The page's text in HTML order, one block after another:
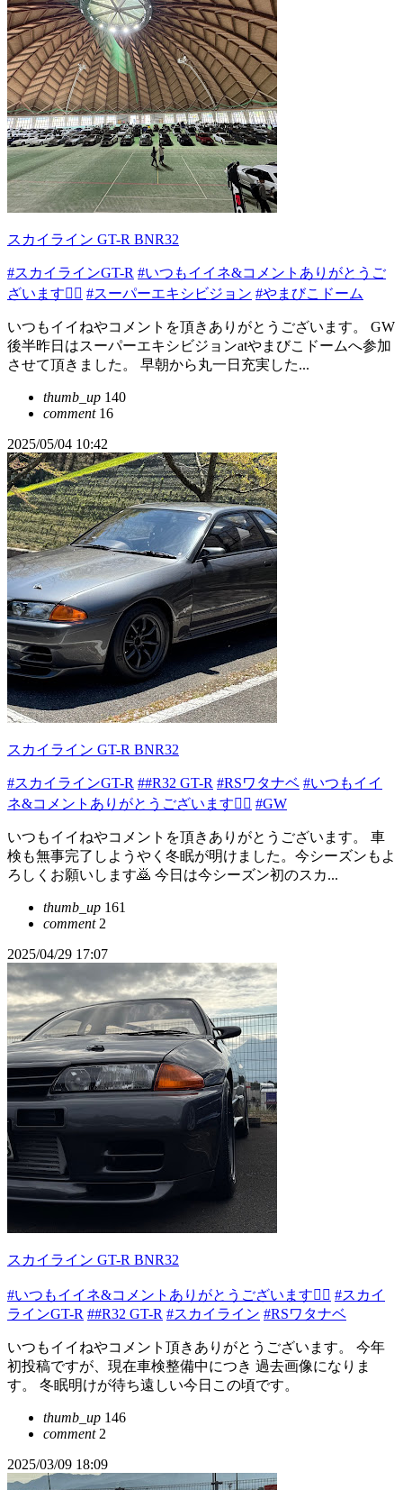
スカイライン GT-R BNR32
#スカイラインGT-R #いつもイイネ&コメントありがとうご
ざいます🙇‍♂️ #スーパーエキシビジョン #やまびこドーム
いつもイイねやコメントを頂きありがとうございます。 GW
後半昨日はスーパーエキシビジョンatやまびこドームへ参加
させて頂きました。 早朝から丸一日充実した...
thumb_up 140
comment16
2025/05/04 10:42
スカイライン GT-R BNR32
#スカイラインGT-R ##R32 GT-R #RSワタナベ #いつもイイ
ネ&コメントありがとうございます🙇‍♂️ #GW
いつもイイねやコメントを頂きありがとうございます。 車
検も無事完了しようやく冬眠が明けました。今シーズンもよ
ろしくお願いします🙇 今日は今シーズン初のスカ...
thumb_up 161
comment2
2025/04/29 17:07
スカイライン GT-R BNR32
#いつもイイネ&コメントありがとうございます🙇‍♂️ #スカイ
ラインGT-R ##R32 GT-R #スカイライン #RSワタナベ
いつもイイねやコメント頂きありがとうございます。 今年
初投稿ですが、現在車検整備中につき 過去画像になりま
す。 冬眠明けが待ち遠しい今日この頃です。
thumb_up 146
comment2
2025/03/09 18:09